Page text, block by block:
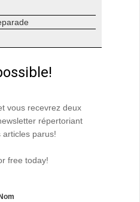
vous recevrez deux
répertoriant
articles parus!
free today!
Nom